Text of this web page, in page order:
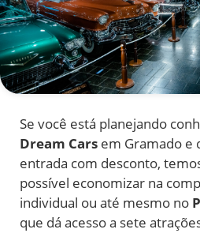
Se você está planejando
Dream Cars em Gramado e
entrada com desconto,
possível economizar na
individual ou até mesmo no
que dá acesso a sete